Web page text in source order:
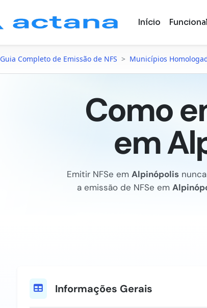
Início
Guia Completo de Emissão de NFS > Municípios
Como
em
Emitir NFSe em Alpinópolisnunca
a emissão de NFSe em
Informações Gerais